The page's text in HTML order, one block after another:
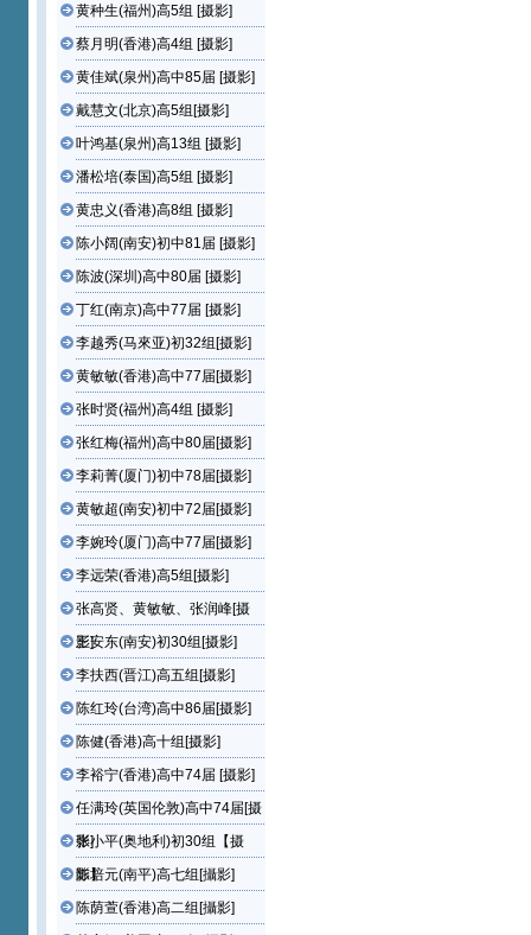
黄种生(福州)高5组 [摄影]
蔡月明(香港)高4组 [摄影]
黄佳斌(泉州)高中85届 [摄影]
戴慧文(北京)高5组[摄影]
叶鸿基(泉州)高13组 [摄影]
潘松培(泰国)高5组 [摄影]
黄忠义(香港)高8组 [摄影]
陈小阔(南安)初中81届 [摄影]
陈波(深圳)高中80届 [摄影]
丁红(南京)高中77届 [摄影]
李越秀(马來亚)初32组[摄影]
黄敏敏(香港)高中77届[摄影]
张时贤(福州)高4组 [摄影]
张红梅(福州)高中80届[摄影]
李莉菁(厦门)初中78届[摄影]
黄敏超(南安)初中72届[摄影]
李婉玲(厦门)高中77届[摄影]
李远荣(香港)高5组[摄影]
张高贤、黄敏敏、张润峰[摄
影]
王安东(南安)初30组[摄影]
李扶西(晋江)高五组[摄影]
陈红玲(台湾)高中86届[摄影]
陈健(香港)高十组[摄影]
李裕宁(香港)高中74届 [摄影]
任满玲(英国伦敦)高中74届[摄
影]
张小平(奥地利)初30组【摄
影】
陈培元(南平)高七组[攝影]
陈荫萱(香港)高二组[攝影]